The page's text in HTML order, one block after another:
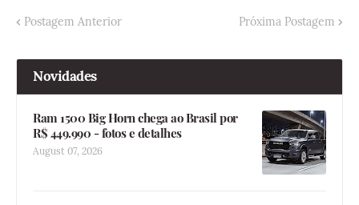
Postagem Anterior Próxima Postagem
Novidades
Ram 1500 Big Horn chega ao Brasil por
R$ 449.990 - fotos e detalhes
August 07, 2026